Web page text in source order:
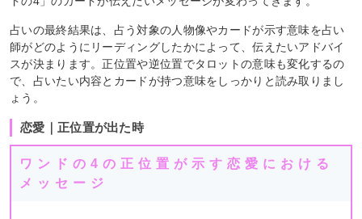
占いの最終結果は、占う対象の人物像やカードが示す意味を占い
師がどのようにリーディングしたかによって、伝えたいアドバイ
スが決まります。正位置や逆位置でタロットの意味も変化するの
で、占いたい内容とカードが持つ意味をしっかりと読み取りまし
ょう。
恋愛｜正位置が出た時
ワンドの4の正位置が示す恋愛における
メッセージ